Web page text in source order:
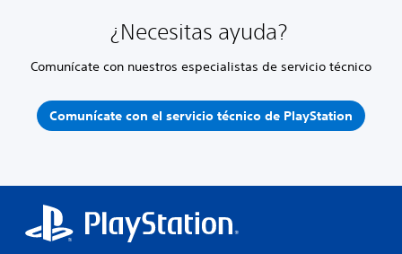
¿Necesitas ayuda?
Comunícate con nuestros especialistas de servicio técnico
Comunícate con el servicio técnico de PlayStation